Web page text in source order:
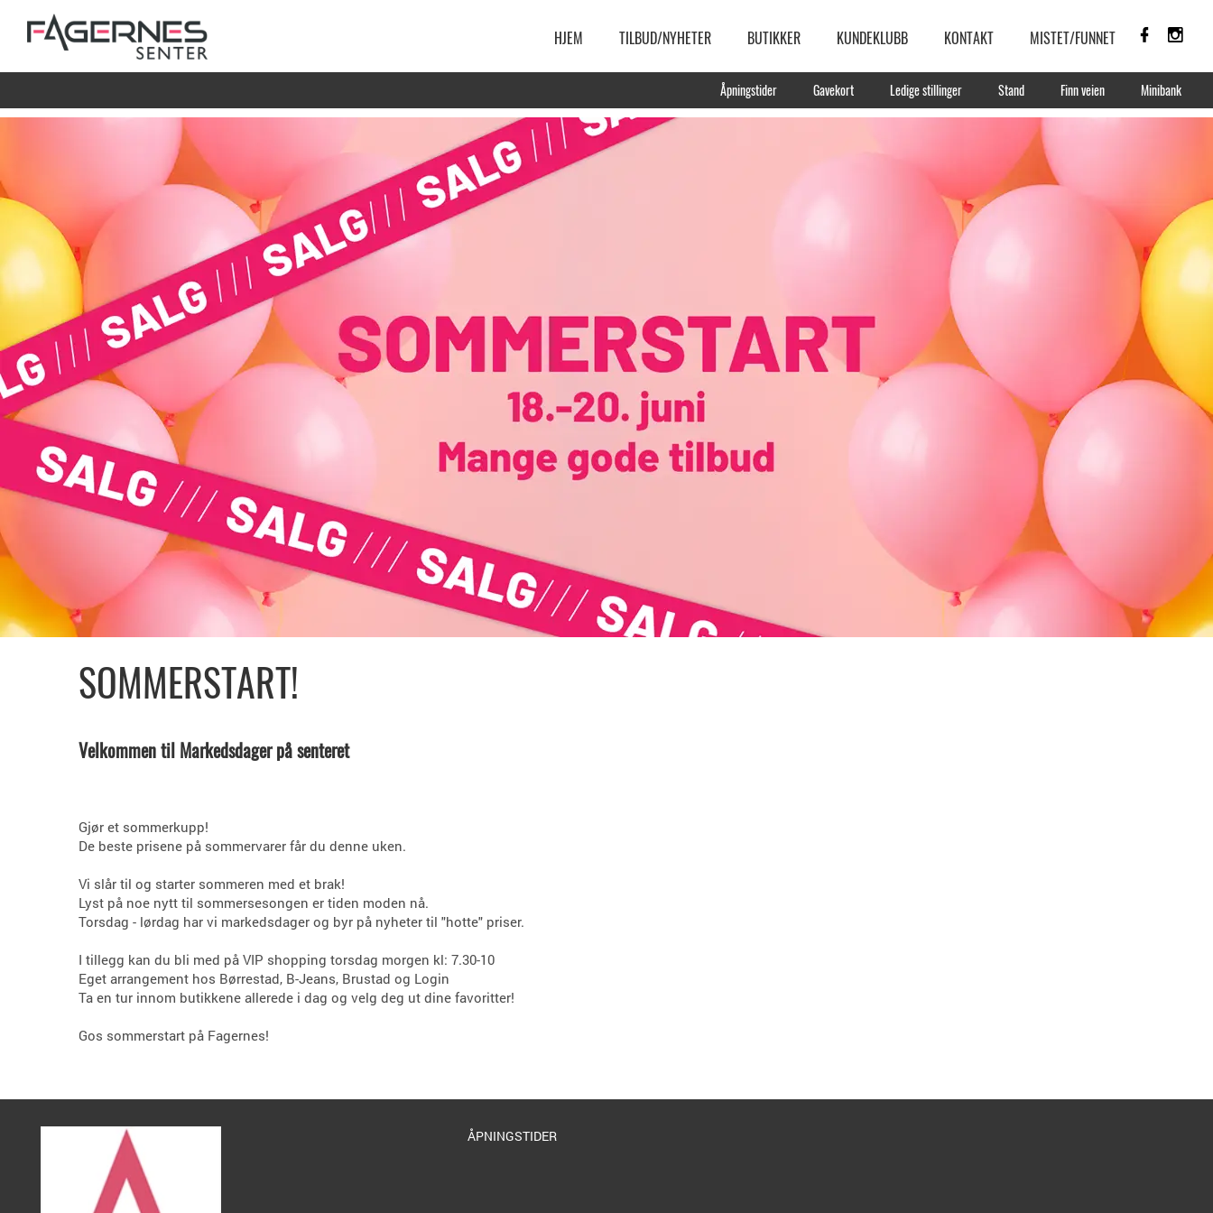
HJEM TILBUD/NYHETER BUTIKKER KUNDEKLUBB KONTAKT MISTET/FUNNET
Åpningstider Gavekort Ledige stillinger Stand Finn veien Minibank
SOMMERSTART!
Velkommen til Markedsdager på senteret
Gjør et sommerkupp!
De beste prisene på sommervarer får du denne uken.
Vi slår til og starter sommeren med et brak!
Lyst på noe nytt til sommersesongen er tiden moden nå.
Torsdag - lørdag har vi markedsdager og byr på nyheter til "hotte" priser.
I tillegg kan du bli med på VIP shopping torsdag morgen kl: 7.30-10
Eget arrangement hos Børrestad, B-Jeans, Brustad og Login
Ta en tur innom butikkene allerede i dag og velg deg ut dine favoritter!
Gos sommerstart på Fagernes!
ÅPNINGSTIDER